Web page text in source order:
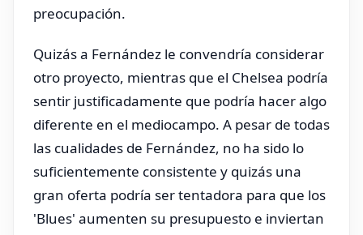
preocupación.
Quizás a Fernández le convendría considerar
otro proyecto, mientras que el Chelsea podría
sentir justificadamente que podría hacer algo
diferente en el mediocampo. A pesar de todas
las cualidades de Fernández, no ha sido lo
suficientemente consistente y quizás una
gran oferta podría ser tentadora para que los
'Blues' aumenten su presupuesto e inviertan